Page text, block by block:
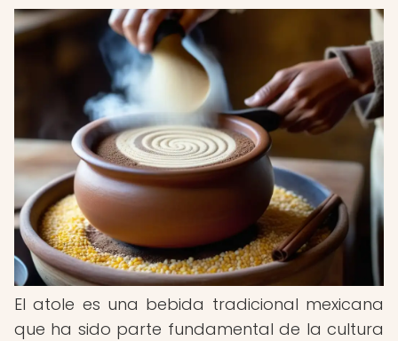
El atole es una bebida tradicional mexicana
que ha sido parte fundamental de la cultura